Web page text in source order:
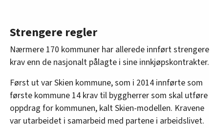
Strengere regler
Nærmere 170 kommuner har allerede innført strengere
krav enn de nasjonalt pålagte i sine innkjøpskontrakter.
Først ut var Skien kommune, som i 2014 innførte som
første kommune 14 krav til byggherrer som skal utføre
oppdrag for kommunen, kalt Skien-modellen. Kravene
var utarbeidet i samarbeid med partene i arbeidslivet.